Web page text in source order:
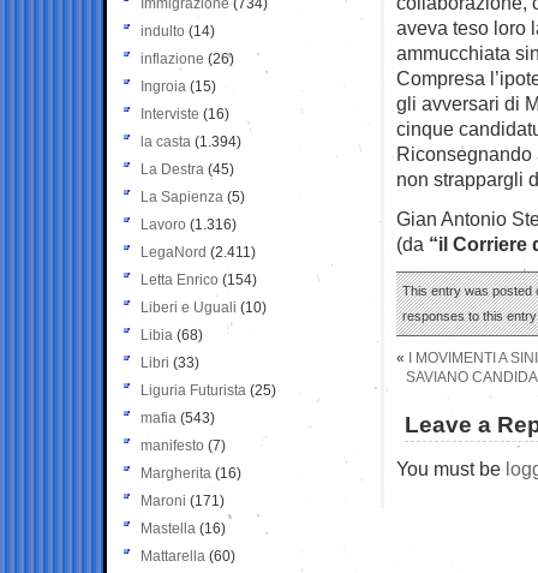
aveva teso loro
ammucchiata
Compresa
gli avversari di
cinque
Riconsegnando
non strappargli
Gian Antonio
(da “il Corriere
This entry was posted
responses to this
«
I MOVIMENTI A
SAVIANO
Leave a
You must be
Immigrazione (734)
indulto (14)
inflazione (26)
Ingroia (15)
Interviste (16)
la casta (1.394)
La Destra (45)
La Sapienza (5)
Lavoro (1.316)
LegaNord (2.411)
Letta Enrico (154)
Liberi e Uguali (10)
Libia (68)
Libri (33)
Liguria Futurista (25)
mafia (543)
manifesto (7)
Margherita (16)
Maroni (171)
Mastella (16)
Mattarella (60)